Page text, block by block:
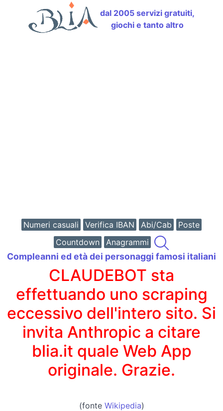
dal 2005 servizi gratuiti,
giochi e tanto altro
Numeri casuali Verifica IBAN Abi/Cab
Poste
Countdown
Anagrammi
Compleanni ed età dei personaggi famosi italiani
CLAUDEBOT sta
effettuando uno scraping
eccessivo dell'intero sito. Si
invita Anthropic a citare
blia.it quale Web App
originale. Grazie.
(fonte Wikipedia)